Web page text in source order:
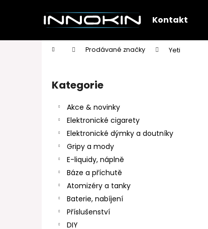
Kontakt
Domů Prodávané značky Yeti
Přeskočit
kategorie
Kategorie
Akce & novinky
Elektronické cigarety
Elektronické dýmky a doutníky
Gripy a mody
E-liquidy, náplně
Báze a příchutě
Atomizéry a tanky
Baterie, nabíjení
Příslušenství
DIY
í
Zpět
do
Zpět
do